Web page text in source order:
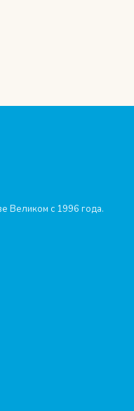
Великом с 1996 года.